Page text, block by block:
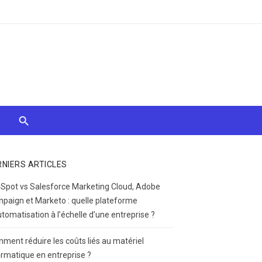
ARTICLES
vs Salesforce Marketing Cloud, Adobe
et Marketo : quelle plateforme
à l’échelle d’une entreprise ?
réduire les coûts liés au matériel
en entreprise ?